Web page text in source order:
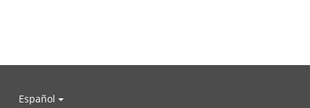
Español